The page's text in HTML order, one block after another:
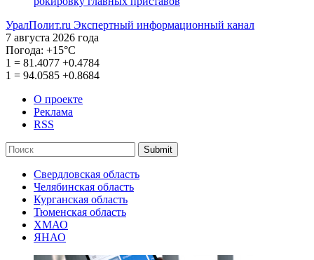
УралПолит.ru Экспертный информационный канал
7 августа 2026 года
Погода: +15°С
1 = 81.4077 +0.4784
1 = 94.0585 +0.8684
О проекте
Реклама
RSS
Submit
Свердловская область
Челябинская область
Курганская область
Тюменская область
ХМАО
ЯНАО